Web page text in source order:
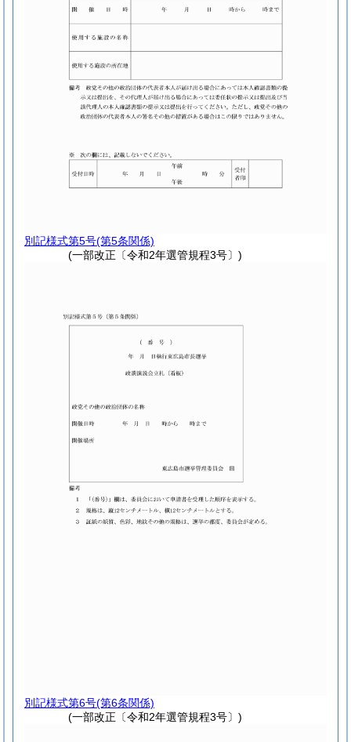
別記様式第5号(第5条関係)
(一部改正〔令和2年選管規程3号〕)
別記様式第6号(第6条関係)
(一部改正〔令和2年選管規程3号〕)